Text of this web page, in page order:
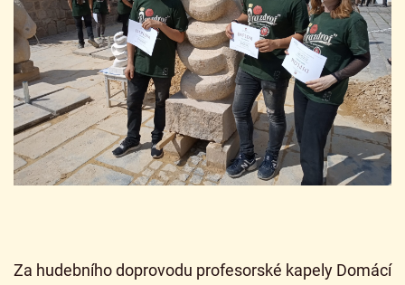
Za hudebního doprovodu profesorské kapely Domácí